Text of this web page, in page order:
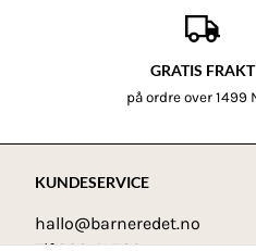
GRATIS FRAKT
på ordre over 1499
KUNDESERVICE
hallo@barneredet.no